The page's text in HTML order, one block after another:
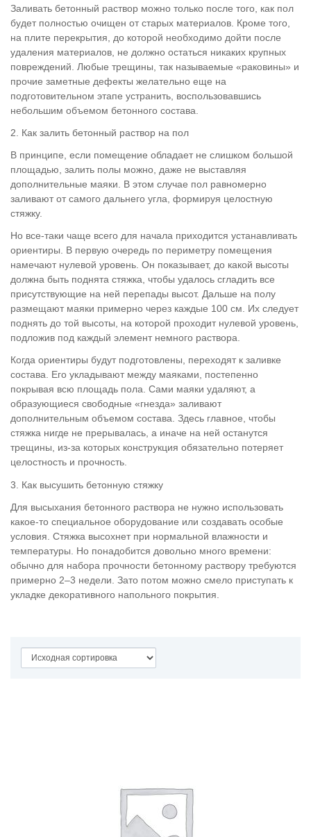
Заливать бетонный раствор можно только после того, как пол
будет полностью очищен от старых материалов. Кроме того,
на плите перекрытия, до которой необходимо дойти после
удаления материалов, не должно остаться никаких крупных
повреждений. Любые трещины, так называемые «раковины» и
прочие заметные дефекты желательно еще на
подготовительном этапе устранить, воспользовавшись
небольшим объемом бетонного состава.
2. Как залить бетонный раствор на пол
В принципе, если помещение обладает не слишком большой
площадью, залить полы можно, даже не выставляя
дополнительные маяки. В этом случае пол равномерно
заливают от самого дальнего угла, формируя целостную
стяжку.
Но все-таки чаще всего для начала приходится устанавливать
ориентиры. В первую очередь по периметру помещения
намечают нулевой уровень. Он показывает, до какой высоты
должна быть поднята стяжка, чтобы удалось сгладить все
присутствующие на ней перепады высот. Дальше на полу
размещают маяки примерно через каждые 100 см. Их следует
поднять до той высоты, на которой проходит нулевой уровень,
подложив под каждый элемент немного раствора.
Когда ориентиры будут подготовлены, переходят к заливке
состава. Его укладывают между маяками, постепенно
покрывая всю площадь пола. Сами маяки удаляют, а
образующиеся свободные «гнезда» заливают
дополнительным объемом состава. Здесь главное, чтобы
стяжка нигде не прерывалась, а иначе на ней останутся
трещины, из-за которых конструкция обязательно потеряет
целостность и прочность.
3. Как высушить бетонную стяжку
Для высыхания бетонного раствора не нужно использовать
какое-то специальное оборудование или создавать особые
условия. Стяжка высохнет при нормальной влажности и
температуры. Но понадобится довольно много времени:
обычно для набора прочности бетонному раствору требуются
примерно 2–3 недели. Зато потом можно смело приступать к
укладке декоративного напольного покрытия.